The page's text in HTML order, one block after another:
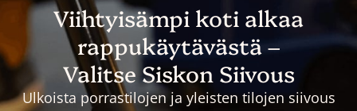
Viihtyisämpi koti alkaa
rappukäytävästä –
Valitse Siskon Siivous
Ulkoista porrastilojen ja yleisten tilojen siivous